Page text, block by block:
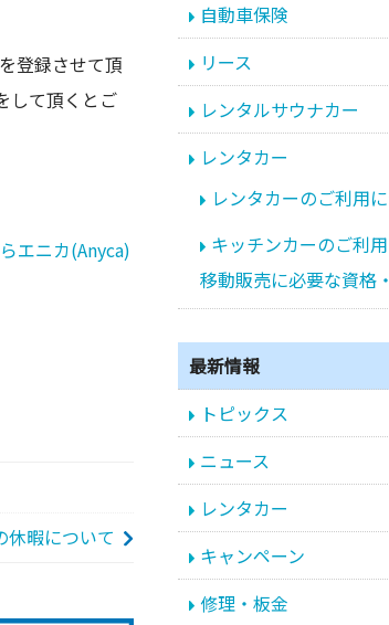
登録させて頂
して頂くとご
エニカ(Anyca)
休暇について
自動車保険
リース
レンタルサウナカー
レンタカー
レンタカーのご利用
キッチンカーのご利
移動販売に必要な資格
最新情報
トピックス
ニュース
レンタカー
キャンペーン
修理・板金